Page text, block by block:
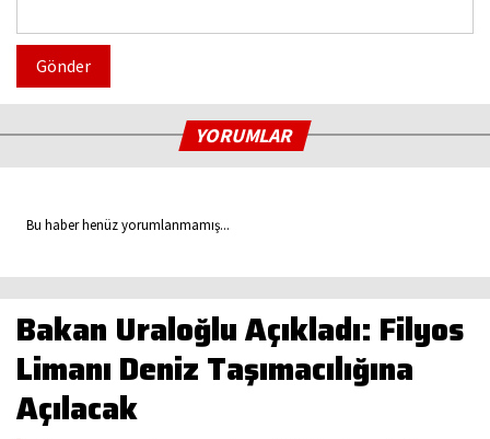
Gönder
YORUMLAR
Bu haber henüz yorumlanmamış...
Bakan Uraloğlu Açıkladı: Filyos
Limanı Deniz Taşımacılığına
Açılacak